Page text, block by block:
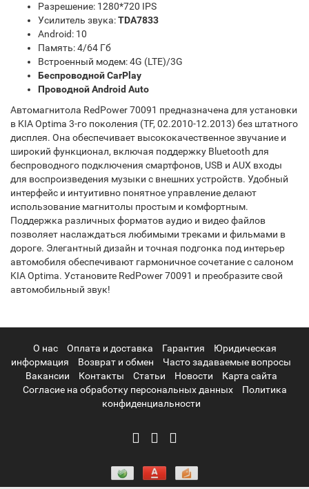
Разрешение: 1280*720 IPS
Усилитель звука:TDA7833
Android: 10
Память: 4/64 Гб
Встроенный модем: 4G (LTE)/3G
Беспроводной CarPlay
Проводной Android Auto
Автомагнитола RedPower 70091 предназначена для установки
в KIA Optima 3-го поколения (TF, 02.2010-12.2013) без штатного
дисплея. Она обеспечивает высококачественное звучание и
широкий функционал, включая поддержку Bluetooth для
беспроводного подключения смартфонов, USB и AUX входы
для воспроизведения музыки с внешних устройств. Удобный
интерфейс и интуитивно понятное управление делают
использование магнитолы простым и комфортным.
Поддержка различных форматов аудио и видео файлов
позволяет наслаждаться любимыми треками и фильмами в
дороге. Элегантный дизайн и точная подгонка под интерьер
автомобиля обеспечивают гармоничное сочетание с салоном
KIA Optima. Установите RedPower 70091 и преобразите свой
автомобильный звук!
О нас Оплата и доставка Гарантия
Юридическая
информация
Возврат и обмен
Часто задаваемые вопросы
Вакансии
Контакты Статьи Новости
Карта сайта
Согласие на обработку персональных данных
Политика
конфиденциальности